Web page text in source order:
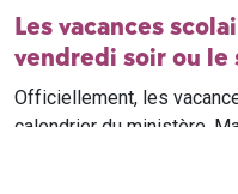
Les vacances
vendredi soir ou le
Officiellement, les
calendrier du ministère.